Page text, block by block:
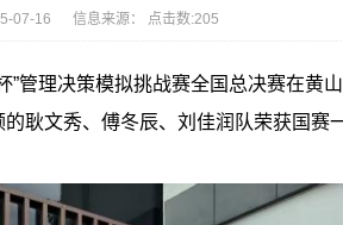
07-16 信息来源： 点击数:205
管理决策模拟挑战赛全国总决赛在黄
耿文秀、傅冬辰、刘佳润队荣获 国赛